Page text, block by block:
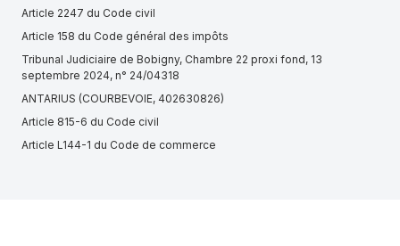
Article 2247 du Code civil
Article 158 du Code général des impôts
Tribunal Judiciaire de Bobigny, Chambre 22 proxi fond, 13
septembre 2024, n° 24/04318
ANTARIUS (COURBEVOIE, 402630826)
Article 815-6 du Code civil
Article L144-1 du Code de commerce